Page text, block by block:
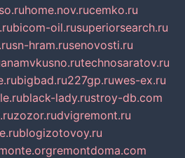
home.nov.rucemko.ru
bicom-oil.rusuperiorsearch.ru
sn-hram.rusenovosti.ru
anamvkusno.rutechnosaratov.ru
bigbad.ru227gp.ruwes-ex.ru
black-lady.rustroy-db.com
zozor.rudvigremont.ru
blogizotovoy.ru
remontdoma.com